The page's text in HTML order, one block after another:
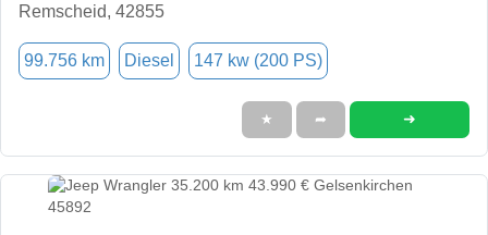
Remscheid, 42855
99.756 km Diesel 147 kw (200 PS)
★ ➦ ➜